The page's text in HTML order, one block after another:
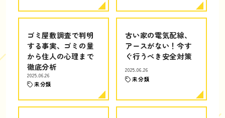
ゴミ屋敷調査で判明
する事実、ゴミの量
から住人の心理まで
徹底分析
2025.06.26
未分類
古い家の電気配線、
アースがない！今す
ぐ行うべき安全対策
2025.06.26
未分類